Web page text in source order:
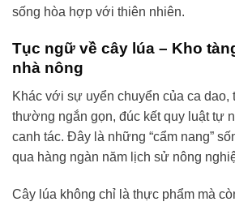
sống hòa hợp với thiên nhiên.
Tục ngữ về cây lúa – Kho
nhà nông
Khác với sự uyển chuyển của ca dao,
thường ngắn gọn, đúc kết quy luật tự
canh tác. Đây là những “cẩm nang”
qua hàng ngàn năm lịch sử nông
Cây lúa không chỉ là thực phẩm mà